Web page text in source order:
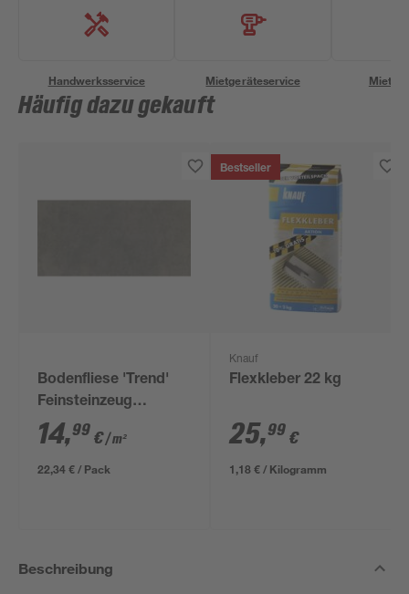
Handwerksservice Mietgeräteservice
Häufig dazu gekauft
Bodenfliese 'Trend'
Feinsteinzeug
anthrazit 30,5 x 61 cm
14,99 €/ m²
22,34 € / Pack
Bestseller
Knauf
Flexkleber 22 kg
25,99 €
1,18 € / Kilogramm
Beschreibung